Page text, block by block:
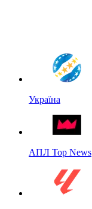
Україна
АПЛ Top News